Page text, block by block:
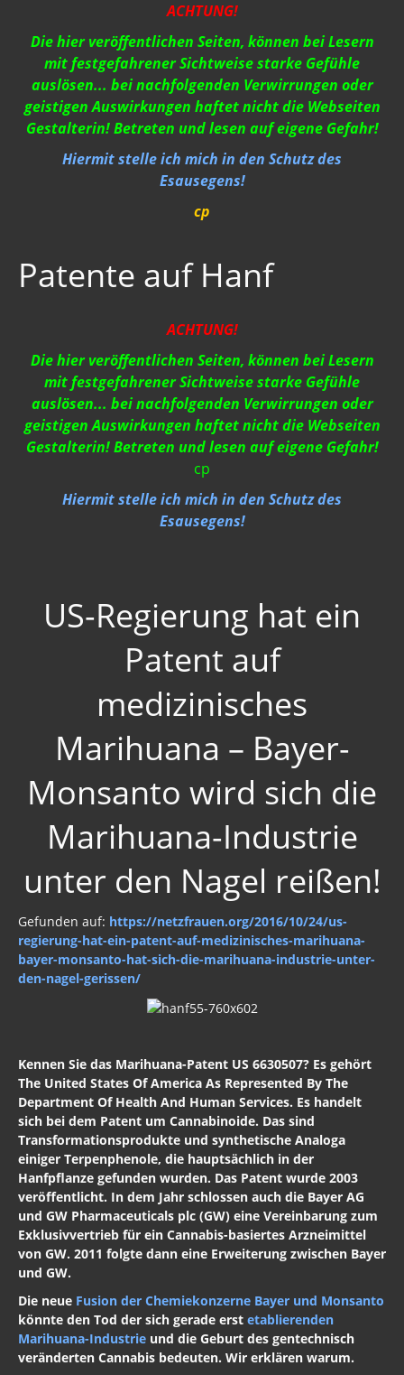
ACHTUNG!
Die hier veröffentlichen Seiten, können bei Lesern
mit festgefahrener Sichtweise starke Gefühle
auslösen... bei nachfolgenden Verwirrungen oder
geistigen Auswirkungen haftet nicht die Webseiten
Gestalterin! Betreten und lesen auf eigene Gefahr!
Hiermit stelle ich mich in den Schutz des
Esausegens!
cp
Patente auf Hanf
ACHTUNG!
Die hier veröffentlichen Seiten, können bei Lesern
mit festgefahrener Sichtweise starke Gefühle
auslösen... bei nachfolgenden Verwirrungen oder
geistigen Auswirkungen haftet nicht die Webseiten
Gestalterin! Betreten und lesen auf eigene Gefahr!
cp
Hiermit stelle ich mich in den Schutz des
Esausegens!
US-Regierung hat ein
Patent auf
medizinisches
Marihuana – Bayer-
Monsanto wird sich die
Marihuana-Industrie
unter den Nagel reißen!
Gefunden auf: https://netzfrauen.org/2016/10/24/us-
regierung-hat-ein-patent-auf-medizinisches-marihuana-
bayer-monsanto-hat-sich-die-marihuana-industrie-unter-
den-nagel-gerissen/
Kennen Sie das Marihuana-Patent US 6630507? Es gehört
The United States Of America As Represented By The
Department Of Health And Human Services. Es handelt
sich bei dem Patent um Cannabinoide. Das sind
Transformationsprodukte und synthetische Analoga
einiger Terpenphenole, die hauptsächlich in der
Hanfpflanze gefunden wurden. Das Patent wurde 2003
veröffentlicht. In dem Jahr schlossen auch die Bayer AG
und GW Pharmaceuticals plc (GW) eine Vereinbarung zum
Exklusivvertrieb für ein Cannabis-basiertes Arzneimittel
von GW. 2011 folgte dann eine Erweiterung zwischen Bayer
und GW.
Die neue Fusion der Chemiekonzerne Bayer und Monsanto
könnte den Tod der sich gerade erst etablierenden
Marihuana-Industrie und die Geburt des gentechnisch
veränderten Cannabis bedeuten. Wir erklären warum.